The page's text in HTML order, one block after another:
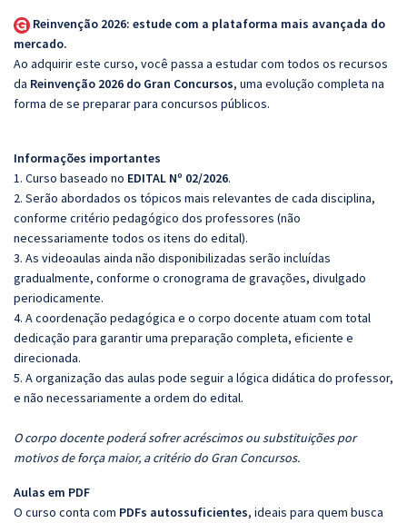
Reinvenção 2026: estude com a plataforma mais avançada do
mercado.
Ao adquirir este curso, você passa a estudar com todos os recursos
da Reinvenção 2026 do Gran Concursos, uma evolução completa na
forma de se preparar para concursos públicos.
Informações importantes
1. Curso baseado no EDITAL Nº 02/2026.
2. Serão abordados os tópicos mais relevantes de cada disciplina,
conforme critério pedagógico dos professores (não
necessariamente todos os itens do edital).
3. As videoaulas ainda não disponibilizadas serão incluídas
gradualmente, conforme o cronograma de gravações, divulgado
periodicamente.
4. A coordenação pedagógica e o corpo docente atuam com total
dedicação para garantir uma preparação completa, eficiente e
direcionada.
5. A organização das aulas pode seguir a lógica didática do professor,
e não necessariamente a ordem do edital.
O corpo docente poderá sofrer acréscimos ou substituições por
motivos de força maior, a critério do Gran Concursos.
Aulas em PDF
O curso conta com PDFs autossuficientes, ideais para quem busca